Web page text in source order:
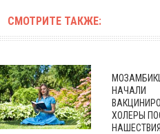
СМОТРИТЕ ТАКЖЕ:
НАЧАЛИ
ХОЛЕРЫ